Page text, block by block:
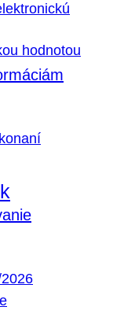
hodnotou